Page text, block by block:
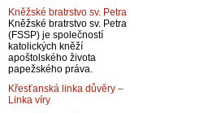
Kněžské bratrstvo sv. Petra
Kněžské bratrstvo sv. Petra
(FSSP) je společností
katolických kněží
apoštolského života
papežského práva.
Křesťanská linka důvěry –
Linka víry